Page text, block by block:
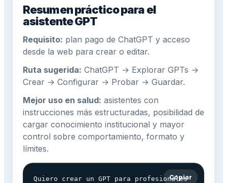
Resumen práctico para el
asistente GPT
Requisito: plan pago de ChatGPT y acceso
desde la web para crear o editar.
Ruta sugerida: ChatGPT → Explorar GPTs →
Crear → Configurar → Probar → Guardar.
Mejor uso en salud: asistentes con
instrucciones más estructuradas, posibilidad de
cargar conocimiento institucional y mayor
control sobre comportamiento, formato y
límites.
Copiar
Quiero crear un GPT para profesionales